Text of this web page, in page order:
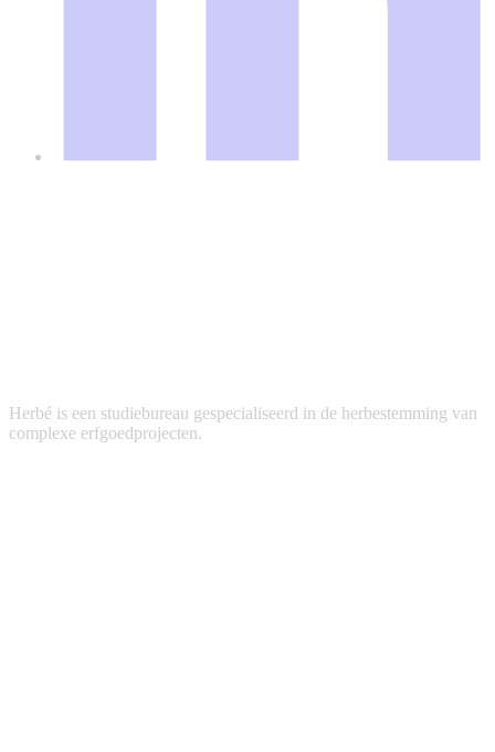
Herbé is een studiebureau gespecialiseerd in de herbestemming van
complexe erfgoedprojecten.